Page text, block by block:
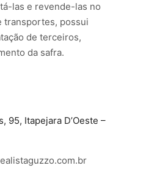
las e revende-las no
transportes, possui
de terceiros,
da safra.
95, Itapejara D’Oeste –